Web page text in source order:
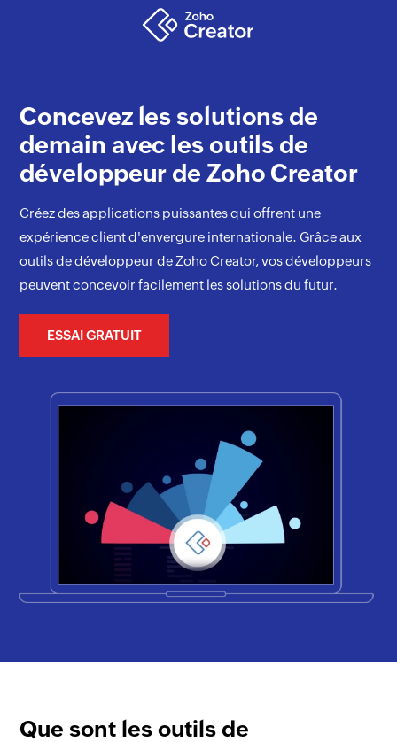
Concevez les solutions de
demain avec les outils de
développeur de Zoho Creator
Créez des applications puissantes qui offrent une
expérience client d'envergure internationale. Grâce aux
outils de développeur de Zoho Creator, vos développeurs
peuvent concevoir facilement les solutions du futur.
ESSAI GRATUIT
Que sont les outils de